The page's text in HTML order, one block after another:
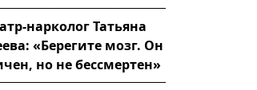
нарколог Татьяна
«Берегите мозг. Он
но не бессмертен»